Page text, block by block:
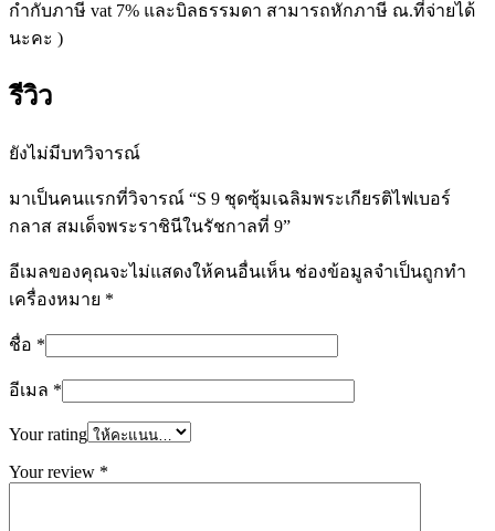
กำกับภาษี vat 7% และบิลธรรมดา สามารถหักภาษี ณ.ที่จ่ายได้
นะคะ )
รีวิว
ยังไม่มีบทวิจารณ์
มาเป็นคนแรกที่วิจารณ์ “S 9 ชุดซุ้มเฉลิมพระเกียรติไฟเบอร์
กลาส สมเด็จพระราชินีในรัชกาลที่ 9”
อีเมลของคุณจะไม่แสดงให้คนอื่นเห็น ช่องข้อมูลจำเป็นถูกทำ
เครื่องหมาย *
ชื่อ *
อีเมล *
Your rating
Your review *